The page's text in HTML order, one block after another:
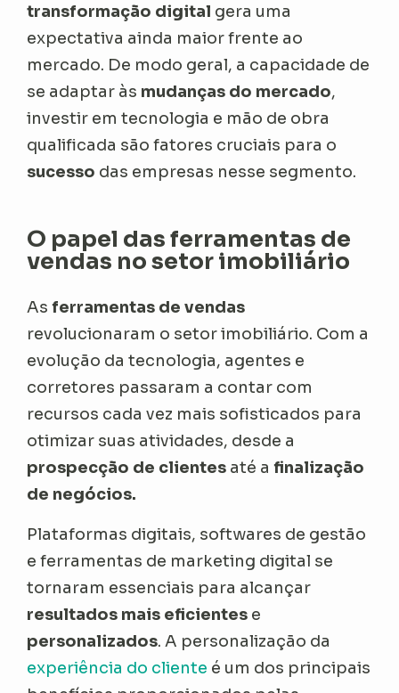
transformação digital gera uma
expectativa ainda maior frente ao
mercado. De modo geral, a capacidade de
se adaptar às mudanças do mercado,
investir em tecnologia e mão de obra
qualificada são fatores cruciais para o
sucesso das empresas nesse segmento.
O papel das ferramentas de
vendas no setor imobiliário
Asferramentas de vendas
revolucionaram o setor imobiliário. Com a
evolução da tecnologia, agentes e
corretores passaram a contar com
recursos cada vez mais sofisticados para
otimizar suas atividades, desde a
prospecção de clientes até a finalização
de negócios.
Plataformas digitais, softwares de gestão
e ferramentas de marketing digital se
tornaram essenciais para alcançar
resultados mais eficientes e
personalizados. A personalização da
experiência do cliente é um dos principais